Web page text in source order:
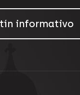
informativo